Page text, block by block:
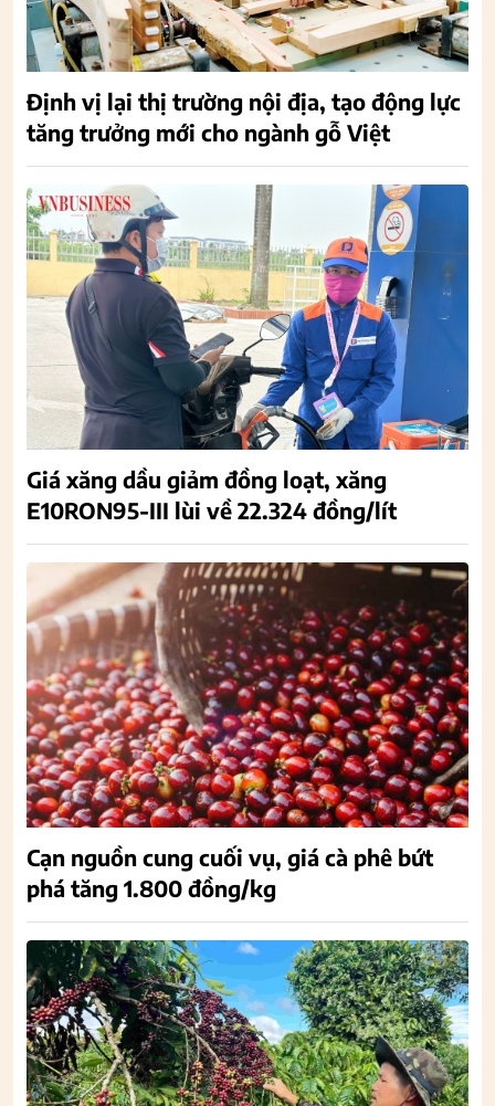
Định vị lại thị trường nội địa, tạo động lực
tăng trưởng mới cho ngành gỗ Việt
Giá xăng dầu giảm đồng loạt, xăng
E10RON95-III lùi về 22.324 đồng/lít
Cạn nguồn cung cuối vụ, giá cà phê bứt
phá tăng 1.800 đồng/kg